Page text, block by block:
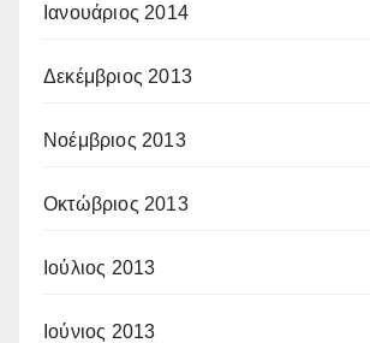
Ιανουάριος 2014
Δεκέμβριος 2013
Νοέμβριος 2013
Οκτώβριος 2013
Ιούλιος 2013
Ιούνιος 2013